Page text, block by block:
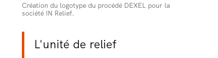
Création du logotype du procédé DEXEL pour la
société IN Relief.
L'unité de relief